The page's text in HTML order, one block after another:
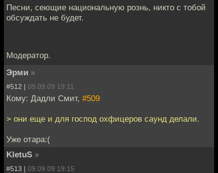
Песни, сеющие национальную рознь, никто с тобой
обсуждать не будет.
Модератор.
Эрми »
#512 | 09.09.09 19:11
Кому: Дадли Смит, #509
> они еще и для господ охфицеров саунд делали.
Уже отара:(
KletuS »
#513 | 09.09.09 19:15